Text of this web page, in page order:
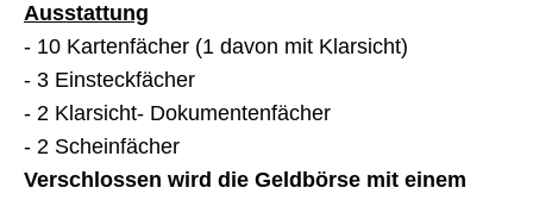
Ausstattung
- 10 Kartenfächer (1 davon mit Klarsicht)
- 3 Einsteckfächer
- 2 Klarsicht- Dokumentenfächer
- 2 Scheinfächer
Verschlossen wird die Geldbörse mit einem